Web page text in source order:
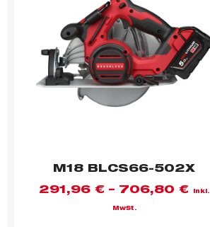
M18 BLCS66-502X
291,96 € – 706,80 € inkl.
MwSt.